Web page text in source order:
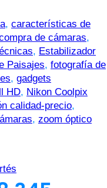
, características de
de cámaras,
, Estabilizador
Paisajes, fotografía de
, gadgets
HD, Nikon Coolpix
calidad-precio,
, zoom óptico